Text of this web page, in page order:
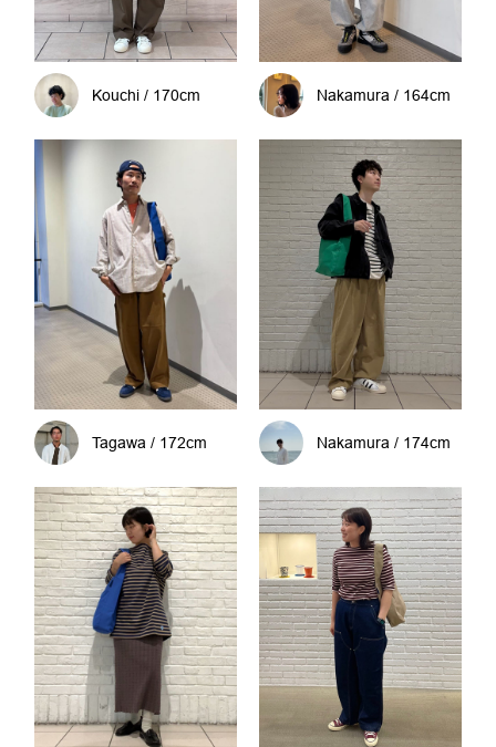
Kouchi / 170cm Nakamura / 164cm
Tagawa / 172cm Nakamura / 174cm